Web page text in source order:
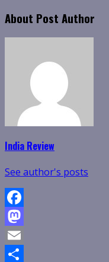
About Post Author
India Review
See author's posts
Facebook
Mastodon
Email